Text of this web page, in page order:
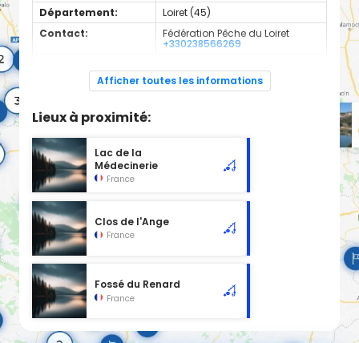
Département:
Loiret (45)
Contact:
Fédération Pêche du Loiret
+330238566269
poissons:
blanc
Cours d'eau d'une longueur de 2.4 km classé en 2ème
Afficher toutes les informations
Lieux à proximité:
Lac de la
Médecinerie
France
Clos de l'Ange
France
Fossé du Renard
France